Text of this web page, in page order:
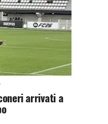
arrivati a